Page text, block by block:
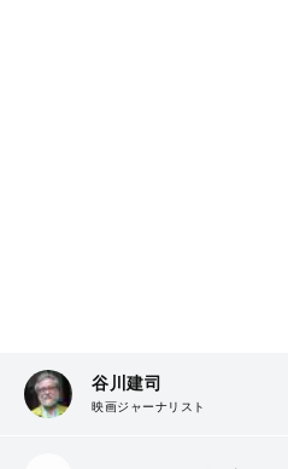
谷川建司
映画ジャーナリスト